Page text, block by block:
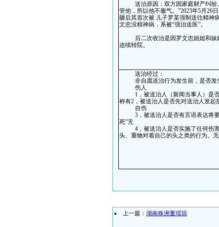
送治原因： 双方因家庭财产纠纷
管他，所以他不服气。”2023年5月 26
砸后其首次被 儿子罗某强制送往精神
文忠没精神病，系被“强治送医”。
后二次收治是因 罗文忠姐姐和妹
连续转院。
送治经过：
非自愿送治行为发生前，是否发
伤人
1，被送治人（新闻当事人）是
称有2，被送治人是否先对送治人发起
自伤
3，被送治人是否有言语表达将
死”无
4，被送治人是否实施了任何伤
头、重物对着自己的头之类的行为。
上一篇： 湖南株洲董瑶琼